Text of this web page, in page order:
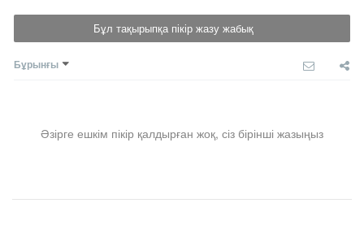
Бұл тақырыпқа пікір жазу жабық
Бұрынғы
Әзірге ешкім пікір қалдырған жоқ, сіз бірінші жазыңыз